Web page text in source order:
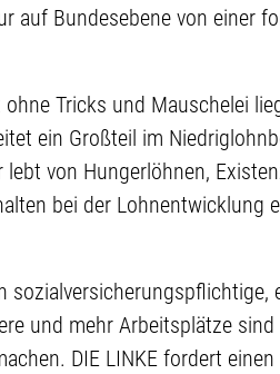
auf Bundesebene von einer
Tricks und Mauschelei
ein Großteil im
von Hungerlöhnen,
bei der Lohnentwicklung
sozialversicherungspflichtige,
und mehr Arbeitsplätze sind
DIE LINKE fordert